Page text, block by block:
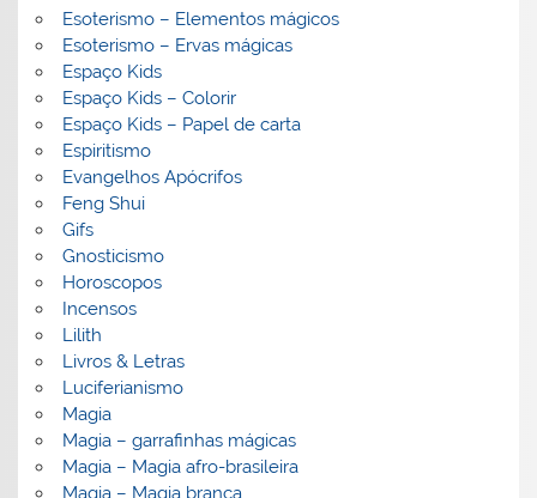
Esoterismo – Elementos mágicos
Esoterismo – Ervas mágicas
Espaço Kids
Espaço Kids – Colorir
Espaço Kids – Papel de carta
Espiritismo
Evangelhos Apócrifos
Feng Shui
Gifs
Gnosticismo
Horoscopos
Incensos
Lilith
Livros & Letras
Luciferianismo
Magia
Magia – garrafinhas mágicas
Magia – Magia afro-brasileira
Magia – Magia branca